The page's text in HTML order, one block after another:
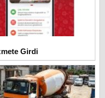
Girdi